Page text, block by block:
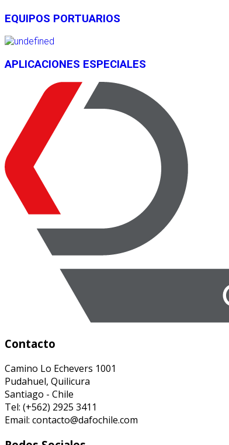
EQUIPOS PORTUARIOS
APLICACIONES ESPECIALES
Contacto
Camino Lo Echevers 1001
Pudahuel, Quilicura
Santiago - Chile
Tel: (+562) 2925 3411
Email: contacto@dafochile.com